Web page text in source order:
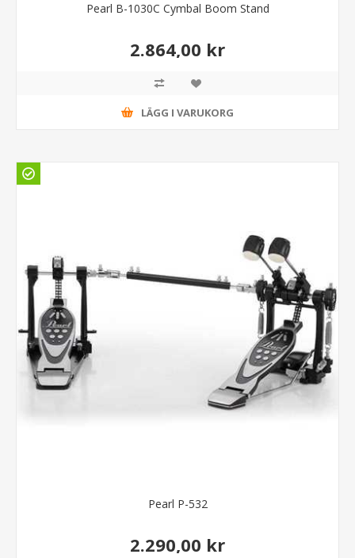
Pearl B-1030C Cymbal Boom Stand
2.864,00 kr
LÄGG I VARUKORG
Pearl P-532
2.290,00 kr